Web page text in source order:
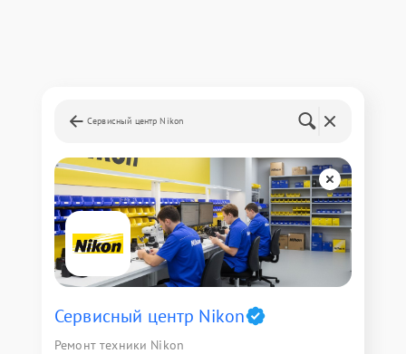
Сервисный центр Nikon
Сервисный центр Nikon
Ремонт техники Nikon